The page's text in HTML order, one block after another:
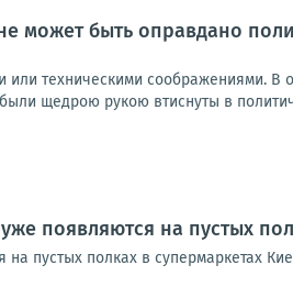
может быть оправдано
техническими соображениями. В
щедрою рукою втиснуты в
появляются на пустых
пустых полках в супермаркетах